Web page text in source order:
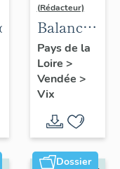
(Rédacteur)
Balance
publique
Pays de la
Loire >
Vendée >
Vix
Dossier